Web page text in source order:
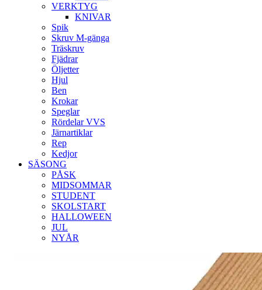
VERKTYG
KNIVAR
Spik
Skruv M-gänga
Träskruv
Fjädrar
Öljetter
Hjul
Ben
Krokar
Speglar
Rördelar VVS
Järnartiklar
Rep
Kedjor
SÄSONG
PÅSK
MIDSOMMAR
STUDENT
SKOLSTART
HALLOWEEN
JUL
NYÅR